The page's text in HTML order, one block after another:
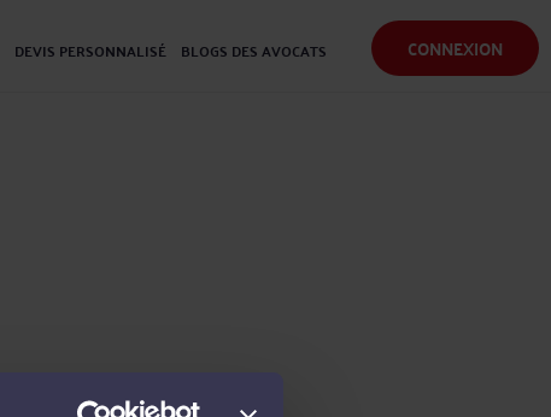
CONNEXION
DEVIS PERSONNALISÉ BLOGS DES AVOCATS